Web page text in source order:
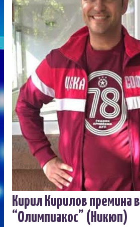
Кирил Кирилов премина в
“Олимпиакос” (Никюп)